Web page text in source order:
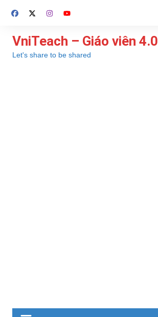
đến
dung
VniTeach – Giáo viên 4.0
Let's share to be shared